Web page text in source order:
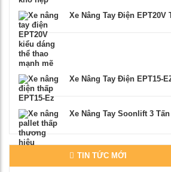
Xe Nâng Tay Điện EPT20V
Xe Nâng Tay Điện EPT15-
Xe Nâng Tay Soonlift 3 Tấn
TIN TỨC MỚI